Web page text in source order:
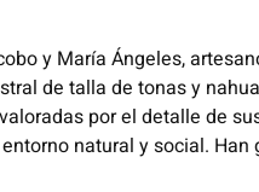
y María Ángeles,
de talla de tonas y
por el detalle de
natural y social.